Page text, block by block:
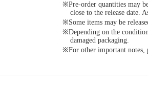
※Pre-order quantities may
close to the release date.
※Some items may be
※Depending on the
damaged packaging.
※For other important notes,